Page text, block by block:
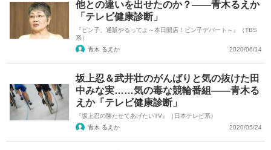
他との違いを出せたのか？――青木るえか
「テレビ健康診断」
『ピン子、通販やるってよ～本日開店！ピン子デパート～』（TBS
系）
青木 るえか
2020/06/14
坂上忍＆武井壮のがんばりと気の抜けた田
中みな実……気の毒な競輪番組――青木る
えか「テレビ健康診断」
『坂上忍の勝たせてあげたいTV』（日本テレビ系）
青木 るえか
2020/05/24